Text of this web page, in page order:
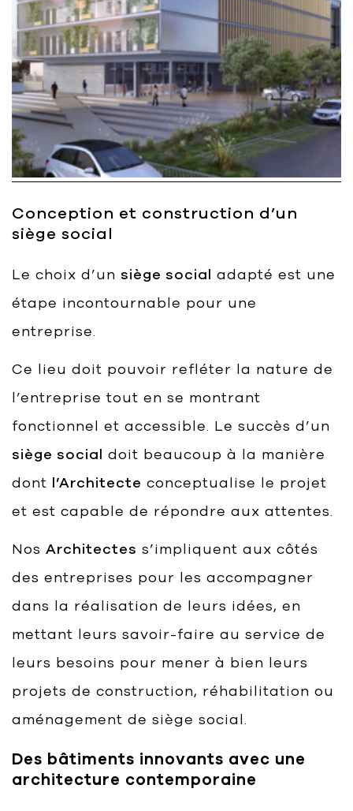
Conception et construction d’un
siège social
Le choix d’un siège social adapté est une
étape incontournable pour une
entreprise.
Ce lieu doit pouvoir refléter la nature de
l’entreprise tout en se montrant
fonctionnel et accessible. Le succès d’un
siège social doit beaucoup à la manière
dont l’Architecte conceptualise le projet
et est capable de répondre aux attentes.
Nos Architectes s’impliquent aux côtés
des entreprises pour les accompagner
dans la réalisation de leurs idées, en
mettant leurs savoir-faire au service de
leurs besoins pour mener à bien leurs
projets de construction, réhabilitation ou
aménagement de siège social.
Des bâtiments innovants avec une
architecture contemporaine
Myah | Patriarche
Contractant général en aménagement
intérieur
Walter | Patriarche
Exploitant, fournisseur de services et
animateur d’espaces